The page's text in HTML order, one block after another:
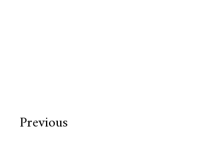
Previous